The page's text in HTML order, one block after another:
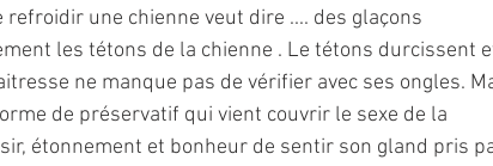
une chienne veut dire .... des glaçons
les tétons de la chienne . Le tétons durcissent
ne manque pas de vérifier avec ses ongles.
de préservatif qui vient couvrir le sexe de la
étonnement et bonheur de sentir son gland pris